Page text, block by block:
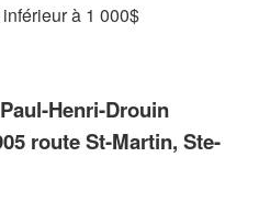
à 1 000$
Drouin
St-Martin, Ste-